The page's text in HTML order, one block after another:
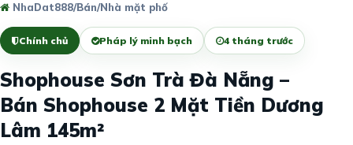
NhaDat888/Bán/Nhà mặt phố
Chính chủ Pháp lý minh bạch 4 tháng trước
Shophouse Sơn Trà Đà Nẵng –
Bán Shophouse 2 Mặt Tiền Dương
Lâm 145m²